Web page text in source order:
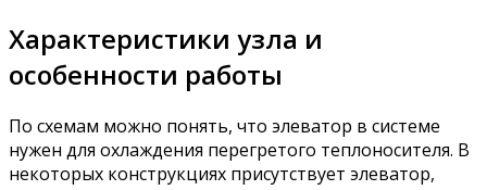
Характеристики узла и
особенности работы
По схемам можно понять, что элеватор в системе
нужен для охлаждения перегретого теплоносителя. В
некоторых конструкциях присутствует элеватор,